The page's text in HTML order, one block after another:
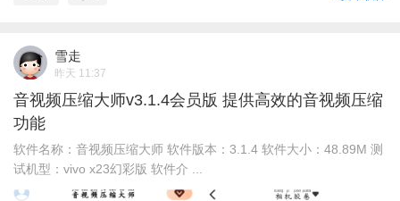
雪走
昨天 11:37
音视频压缩大师v3.1.4会员版 提供高效的音视频压缩
功能
软件名称：音视频压缩大师 软件版本：3.1.4 软件大小：48.89M 测
试机型：vivo x23幻彩版 软件介 ...